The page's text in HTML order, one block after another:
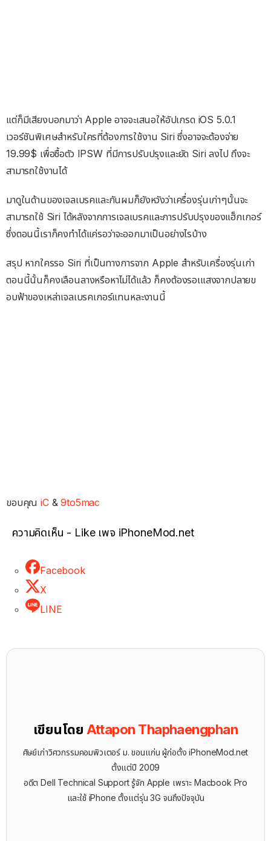
แต่ก็มีเสียงบอกมาว่า Apple อาจจะเสนอให้อัปเกรด iOS 5.0.1
เวอร์ชันพิเศษสำหรับใครที่ต้องการใช้งาน Siri ซึ่งอาจจะต้องจ่าย
19.99$ เพื่อซื้อตัว IPSW ที่มีการปรับปรุงและยัด Siri ลงไป ถึงจะ
สามารถใช้งานได้
มาดูในด้านของเจลเบรคและกันผมก็ยังหวังว่าเครื่องรุ่นเก่าๆนั้นจะ
สามารถใช้ Siri ได้หลังจากการเจลเบรคและการปรับปรุงของแฮ็กเกอร์
ซึ่งตอนนี้เราก็คงทำได้แค่รอว่าจะออกมาเป็นอย่างไรบ้าง
สรุป หากใครรอ Siri ที่เป็นทางการจาก Apple สำหรับเครื่องรุ่นเก่า
ตอนนี้นั้นก็คงเลือนลางหรือหาไม่ได้แล้ว ก็คงต้องรอเแสงจากปลายข
อบฟ้าของเหล่าเจลเบรคเกอร์แทนหละงานนี้
ขอบคุณiC &9to5mac
ความคิดเห็น - Like เพจ iPhoneMod.net
Facebook
X
LINE
เขียนโดย Attapon Thaphaengphan
ศิษย์เก่าวิศวกรรมคอมพิวเตอร์ ม. ขอนแก่น ผู้ก่อตั้ง iPhoneMod.net
ตั้งแต่ปี 2009
อดีต Dell Technical Support รู้จัก ​Apple เพราะ Macbook Pro
และใช้ iPhone ตั้งแต่รุ่น 3G จนถึงปัจจุบัน